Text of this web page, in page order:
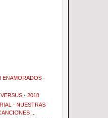
ENAMORADOS -
- 2018
- NUESTRAS
...